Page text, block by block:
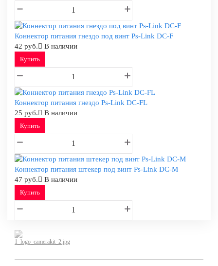
Коннектор питания гнездо под винт Ps-Link DC-F
42 руб.
В наличии
Купить
Коннектор питания гнездо Ps-Link DC-FL
25 руб.
В наличии
Купить
Коннектор питания штекер под винт Ps-Link DC-M
47 руб.
В наличии
Купить